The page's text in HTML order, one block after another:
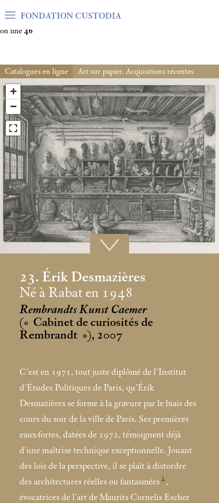
Warning: Undefined array key "var_mode" in
on line 46
FONDATION CUSTODIA
Catalogues en ligne Art sur papier. Acquisitions récentes
+
−
23. Érik Desmazières
Né à Rabat en 1948
Rembrandts Kunst Caemer
(« Cabinet de curiosités de
Rembrandt »), 2007
C’est en 1971, tout juste diplômé de l’Institut
d’Études Politiques de Paris, qu’Érik
Desmazières se forme à la gravure par le biais des
cours du soir de la ville de Paris. Ses premières
eaux-fortes, datées de 1972, témoignent déjà
d’une maîtrise technique exceptionnelle. Jouant
des lois de la perspective, il se plaît à distordre
des architectures réelles ou fantasmées 1 ,
évocatrices de l’art de Maurits Cornelis Escher